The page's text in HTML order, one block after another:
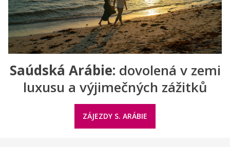
Saúdská Arábie: dovolená v zemi
luxusu a výjimečných zážitků
ZÁJEZDY S. ARÁBIE